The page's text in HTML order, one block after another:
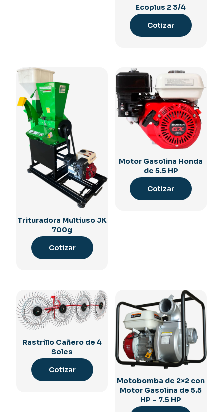
Ecoplus 2 3/4
Cotizar
Trituradora Multiuso JK
700g
Cotizar
Motor Gasolina Honda
de 5.5 HP
Cotizar
Rastrillo Cañero de 4
Soles
Cotizar
Motobomba de 2×2 con
Motor Gasolina de 5.5
HP – 7.5 HP